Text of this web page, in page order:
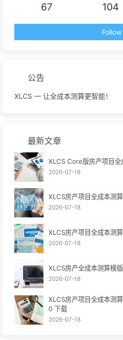
67 104
公告
XLCS — 让全成本测算更智能！
最新文章
XLCS Core版房产项目
2026-07-18
XLCS房产项目全成本测
2026-07-18
XLCS房产项目全成本测
2026-07-18
XLCS房产全成本测算模
2026-07-18
XLCS房产项目全成本测
0 下载
2026-07-18